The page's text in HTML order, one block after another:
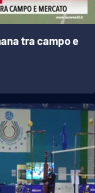
tra campo e